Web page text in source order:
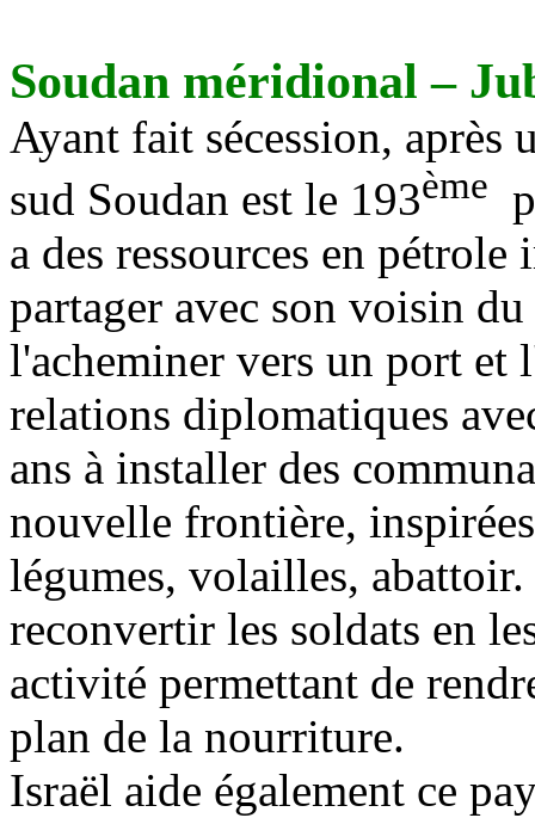
Soudan méridional –
Ayant fait sécession, après
sud Soudan est le 193ème
a des ressources en
partager avec son voisin
l'acheminer vers un port et
relations diplomatiques
ans à installer des
nouvelle frontière,
légumes, volailles,
reconvertir les soldats en
activité permettant de
plan de la nourriture.
Israël aide également ce